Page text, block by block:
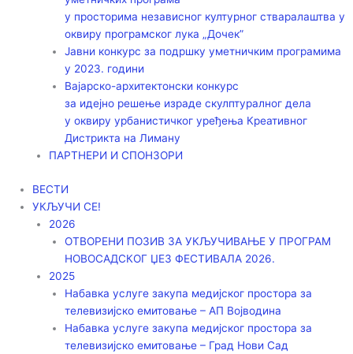
у просторима независног културног стваралаштва у
оквиру програмског лука „Дочек”
Јавни конкурс за подршку уметничким програмима
у 2023. години
Вајарско-архитектонски конкурс
за идејно решење израде скулптуралног дела
у оквиру урбанистичког уређења Креативног
Дистрикта на Лиману
ПАРТНЕРИ И СПОНЗОРИ
ВЕСТИ
УКЉУЧИ СЕ!
2026
ОТВОРЕНИ ПОЗИВ ЗА УКЉУЧИВАЊЕ У ПРОГРАМ
НОВОСАДСКОГ ЏЕЗ ФЕСТИВАЛА 2026.
2025
Набавка услуге закупа медијског простора за
телевизијско емитовање – АП Војводинa
Набавка услуге закупа медијског простора за
телевизијско емитовање – Град Нови Сад